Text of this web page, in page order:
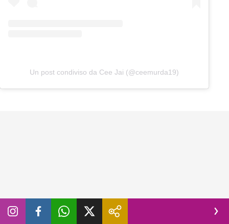
Un post condiviso da Cee Jai (@ceemurda19)